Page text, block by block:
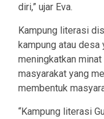
diri,” ujar Eva.
Kampung literasi
kampung atau desa
meningkatkan
masyarakat yang
membentuk
“Kampung literasi